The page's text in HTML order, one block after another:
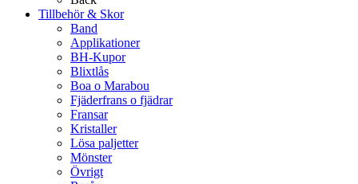
Tillbehör & Skor
Band
Applikationer
BH-Kupor
Blixtlås
Boa o Marabou
Fjäderfrans o fjädrar
Fransar
Kristaller
Lösa paljetter
Mönster
Övrigt